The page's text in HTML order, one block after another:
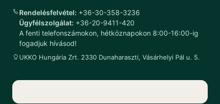
Rendelésfelvétel: +36-30-358-3236
Ügyfélszolgálat: +36-20-9411-420
A fenti telefonszámokon, hétköznapokon 8:00-16:00-ig
fogadjuk hívásod!
UKKO Hungária Zrt. 2330 Dunaharaszti, Vásárhelyi Pál u. 5.